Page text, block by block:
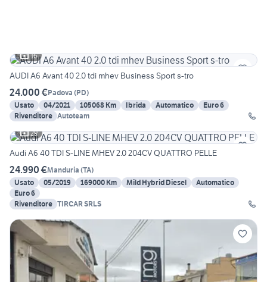
16
AUDI A6 Avant 40 2.0 tdi mhev Business Sport s-tro
24.000 €Padova (PD)
Usato
04/2021 105068 Km Ibrida Automatico
Euro 6
Rivenditore Autoteam
29
Audi A6 40 TDI S-LINE MHEV 2.0 204CV QUATTRO PELLE
24.990 €Manduria (TA)
Usato
05/2019 169000 Km Mild Hybrid Diesel
Automatico
Euro 6
Rivenditore TIRCAR SRLS